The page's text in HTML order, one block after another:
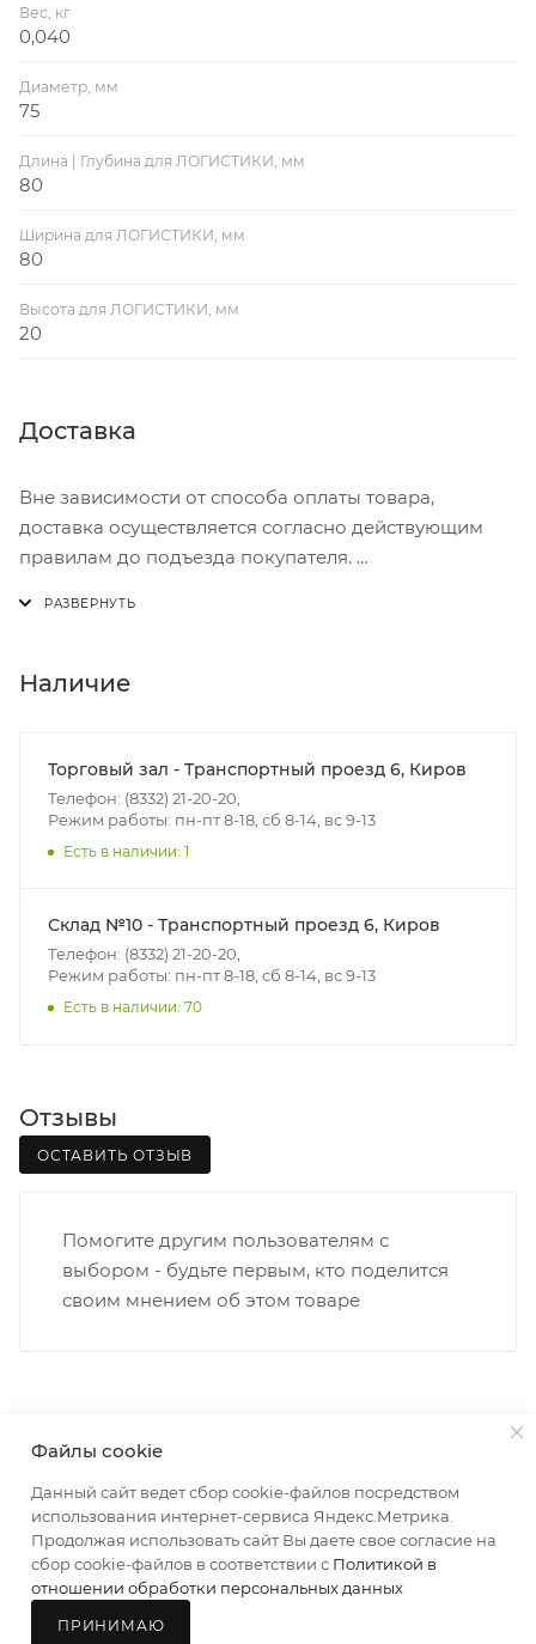
В КОРЗИНУ
Вес, кг
0,040
Диаметр, мм
75
Длина | Глубина для ЛОГИСТИКИ, мм
80
Ширина для ЛОГИСТИКИ, мм
80
Высота для ЛОГИСТИКИ, мм
20
Доставка
Вне зависимости от способа оплаты товара,
доставка осуществляется согласно действующим
правилам до подъезда покупателя.
В субботу с 8:00 до 15:00
- зоны доставки;
- веса и габаритов товаров в заказе;
- количества торговых точек для погрузки товаров.
(перекрестки улиц):
• Дзержинского - Жуковского
• Ленина - 65 лет победы
• Московская - Ульяновская
• Щорса – Ульяновская
Доставка в Нововятский р-он, Коминтерн, Костино и
индивидуальном порядке.
В случае непредвиденных обстоятельств,
ВАЖНО: Покупатель обязан обеспечить наличие
подъездных путей до места выгрузки. При
отсутствии подъездных путей поставщик вправе
отказаться от доставки. Стоимость повторной
доставки оплачивается покупателем в полном
объеме.
Наличие
Торговый зал - Транспортный проезд 6, Киров
Телефон: (8332) 21-20-20,
Режим работы: пн-пт 8-18, сб 8-14, вс 9-13
Есть в наличии: 1
Склад №10 - Транспортный проезд 6, Киров
Телефон: (8332) 21-20-20,
Режим работы: пн-пт 8-18, сб 8-14, вс 9-13
Есть в наличии: 70
Отзывы
ОСТАВИТЬ ОТЗЫВ
Помогите другим пользователям с
выбором - будьте первым, кто поделится
своим мнением об этом товаре
МАГАЗИНЫ КОНТАКТЫ
Файлы cookie
Данный сайт ведет сбор cookie-файлов посредством
использования интернет-сервиса Яндекс.Метрика.
Продолжая использовать сайт Вы даете свое согласие на
сбор cookie-файлов в соответствии с Политикой в
отношении обработки персональных данных
ПРИНИМАЮ